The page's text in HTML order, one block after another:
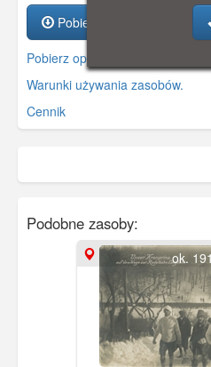
Pobierz zasób
Pobierz opis
Warunki używania zasobów.
Cennik
Podobne zasoby:
ok.